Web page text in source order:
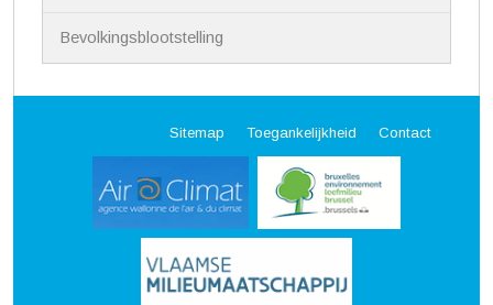
Bevolkingsblootstelling
Sitemap Toegankelijkheid Contact